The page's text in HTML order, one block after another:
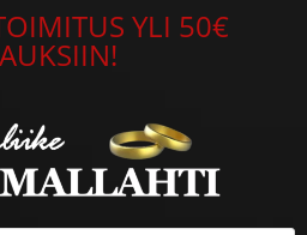
YLI 50€